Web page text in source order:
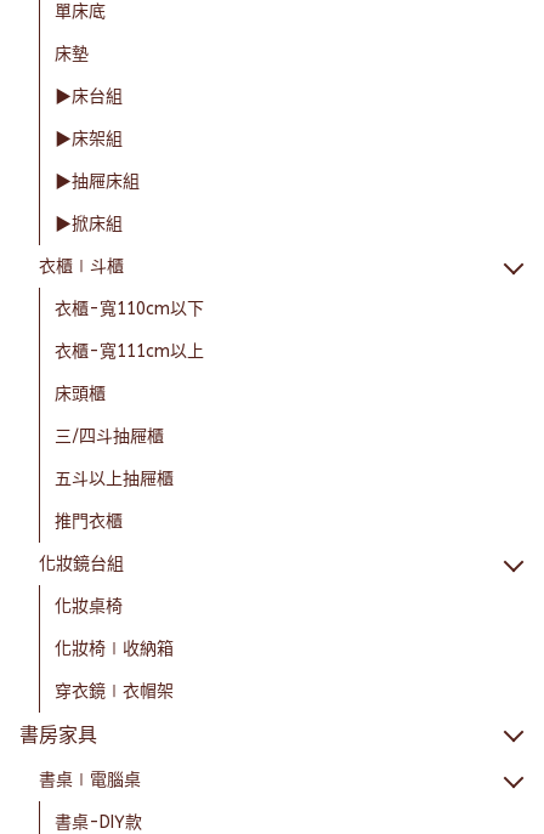
單床底
床墊
▶床台組
▶床架組
▶抽屜床組
▶掀床組
衣櫃∣斗櫃
衣櫃-寬110cm以下
衣櫃-寬111cm以上
床頭櫃
三/四斗抽屜櫃
五斗以上抽屜櫃
推門衣櫃
化妝鏡台組
化妝桌椅
化妝椅∣收納箱
穿衣鏡∣衣帽架
書房家具
書桌∣電腦桌
書桌-DIY款